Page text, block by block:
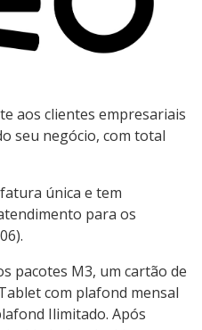
aos clientes empresariais
seu negócio, com total
única e tem
para os
pacotes M3, um cartão de
com plafond mensal
Ilimitado. Após